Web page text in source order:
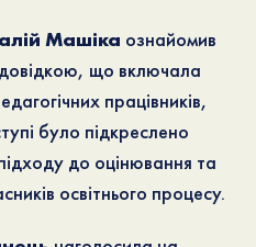
Машіка ознайомив
довідкою, що включала
працівників,
було підкреслено
до оцінювання та
освітнього процесу.